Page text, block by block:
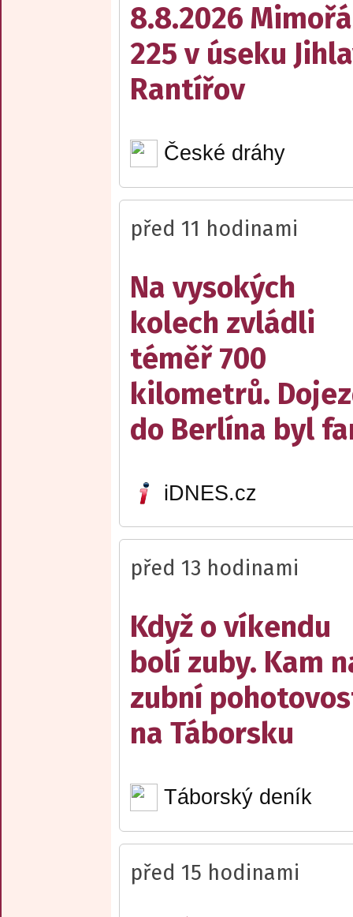
8.8.2026
225 v úseku
Rantířov
České dráhy
před 11 hodinami
Na vysokých
kolech zvládli
téměř 700
kilometrů.
do Berlína byl
iDNES.cz
před 13 hodinami
Když o víkendu
bolí zuby. Kam
zubní
na Táborsku
Táborský deník
před 15 hodinami